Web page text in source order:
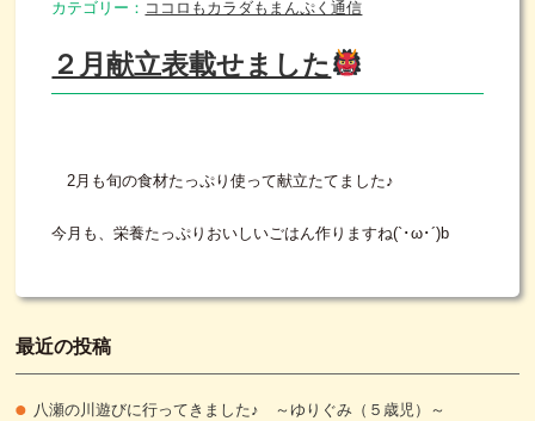
カテゴリー： ココロもカラダもまんぷく通信
２月献立表載せました
2月も旬の食材たっぷり使って献立たてました♪
今月も、栄養たっぷりおいしいごはん作りますね(`･ω･´)b
最近の投稿
八瀬の川遊びに行ってきました♪ ～ゆりぐみ（５歳児）～